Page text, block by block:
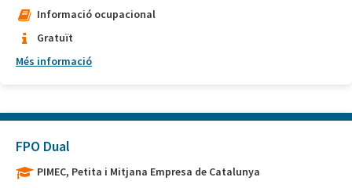
Informació ocupacional
Gratuït
Més informació
FPO Dual
PIMEC, Petita i Mitjana Empresa de Catalunya